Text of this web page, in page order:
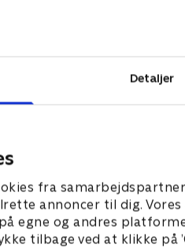
Detaljer
fra
annoncer til dig.
egne og andres
tilbage ved at klikke på
og Andreas med at
der stadig er sporløst